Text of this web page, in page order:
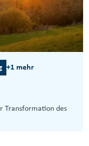
+1 mehr
Transformation des